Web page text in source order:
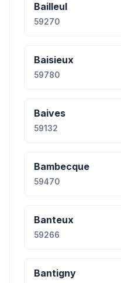
Bailleul
59270
Baisieux
59780
Baives
59132
Bambecque
59470
Banteux
59266
Bantigny